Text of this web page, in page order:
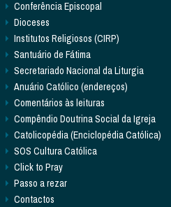
Conferência Episcopal
Dioceses
Institutos Religiosos (CIRP)
Santuário de Fátima
Secretariado Nacional da Liturgia
Anuário Católico (endereços)
Comentários às leituras
Compêndio Doutrina Social da Igreja
Catolicopédia (Enciclopédia Católica)
SOS Cultura Católica
Click to Pray
Passo a rezar
Contactos